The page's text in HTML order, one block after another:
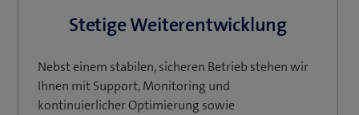
Stetige Weiterentwicklung
Nebst einem stabilen, sicheren Betrieb stehen wir
Ihnen mit Support, Monitoring und
kontinuierlicher Optimierung sowie